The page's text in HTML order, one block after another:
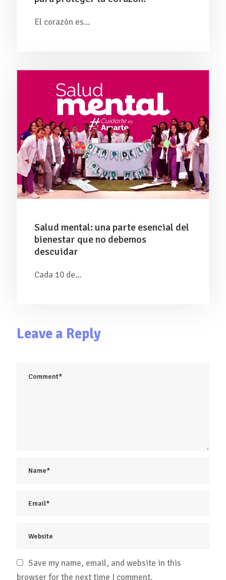
El corazón es...
Salud mental: una parte esencial del
bienestar que no debemos
descuidar
Cada 10 de...
Leave a Reply
Save my name, email, and website in this
browser for the next time I comment.